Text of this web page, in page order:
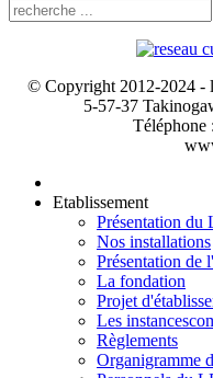
© Copyright 2012-2024 -
5-57-37
Téléphone
Etablissement
Présentation du
Nos installations
Présentation de
La fondation
Projet
Les instances
Règlements
Organigramme